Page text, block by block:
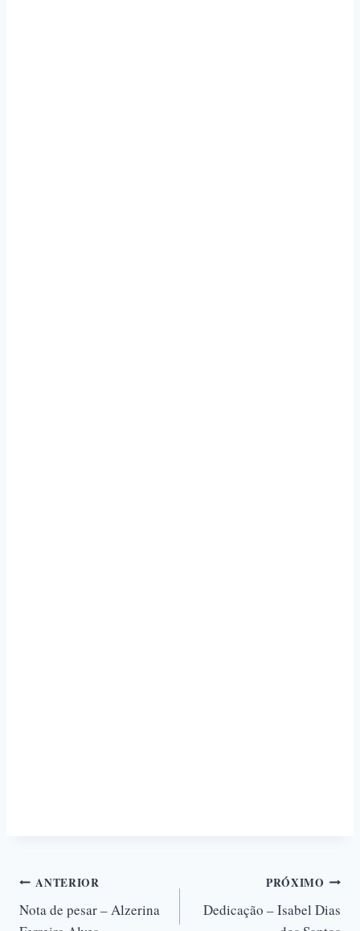
ANTERIOR
Nota de pesar – Alzerina
PRÓXIMO
Dedicação – Isabel Dias